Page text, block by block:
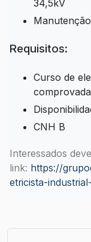
34,5kV
Requisitos:
Curso de eletricista com certificação
comprovada
CNH B
Interessados
link: https://
etricista-